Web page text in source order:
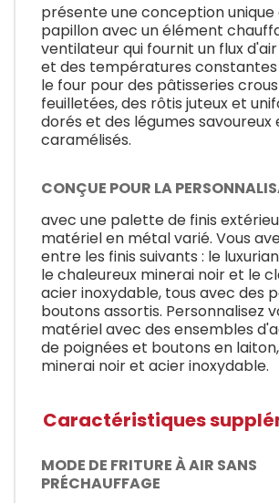
présente une conception
papillon avec un élément
ventilateur qui fournit un flux
et des températures
le four pour des pâtisseries
feuilletées, des rôtis juteux et
dorés et des légumes savoureux
caramélisés.
CONÇUE POUR LA
avec une palette de finis
matériel en métal varié. Vous
entre les finis suivants : le
le chaleureux minerai noir et le
acier inoxydable, tous avec des
boutons assortis. Personnalisez
matériel avec des ensembles
de poignées et boutons en
minerai noir et acier inoxydable.
Caractéristiques
MODE DE FRITURE À AIR SANS
PRÉCHAUFFAGE